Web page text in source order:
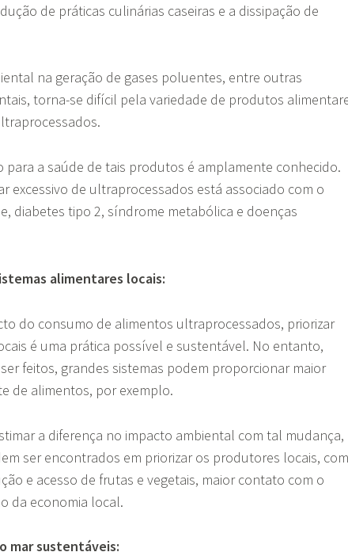
de práticas culinárias caseiras e a dissipação de
na geração de gases poluentes, entre outras
torna-se difícil pela variedade de produtos
para a saúde de tais produtos é amplamente conhecido.
excessivo de ultraprocessados está associado com o
diabetes tipo 2, síndrome metabólica e doenças
alimentares locais:
do consumo de alimentos ultraprocessados, priorizar
é uma prática possível e sustentável. No entanto,
feitos, grandes sistemas podem proporcionar maior
de alimentos, por exemplo.
a diferença no impacto ambiental com tal mudança,
ser encontrados em priorizar os produtores locais,
e acesso de frutas e vegetais, maior contato com o
da economia local.
mar sustentáveis: